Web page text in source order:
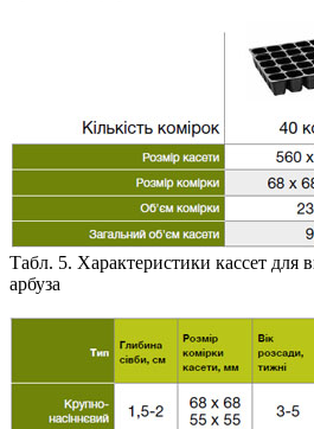
Табл. 5. Характеристики кассет для
арбуза